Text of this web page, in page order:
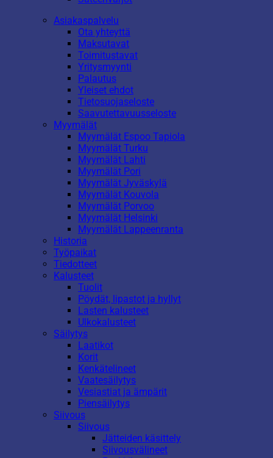
Asiakaspalvelu
Ota yhteyttä
Maksutavat
Toimitustavat
Yritysmyynti
Palautus
Yleiset ehdot
Tietosuojaseloste
Saavutettavuusseloste
Myymälät
Myymälät Espoo Tapiola
Myymälät Turku
Myymälät Lahti
Myymälät Pori
Myymälät Jyväskylä
Myymälät Kouvola
Myymälät Porvoo
Myymälät Helsinki
Myymälät Lappeenranta
Historia
Työpaikat
Tiedotteet
Kalusteet
Tuolit
Pöydät, lipastot ja hyllyt
Lasten kalusteet
Ulkokalusteet
Säilytys
Laatikot
Korit
Kenkätelineet
Vaatesäilytys
Vesiastiat ja ämpärit
Piensäilytys
Siivous
Siivous
Jätteiden käsittely
Siivousvälineet